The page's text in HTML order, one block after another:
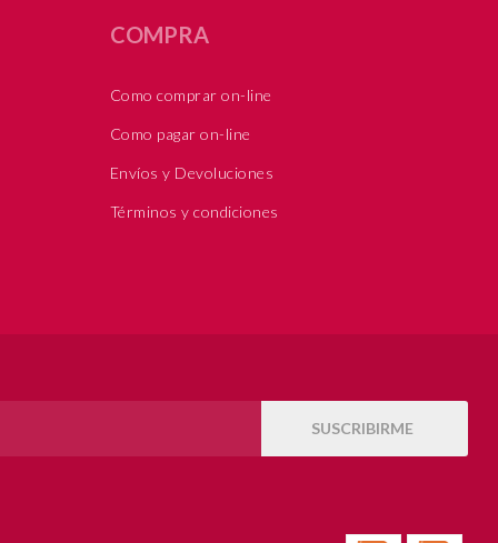
SUSCRIBIRME
COMPRA
Como comprar on-line
Como pagar on-line
Envíos y Devoluciones
Términos y condiciones